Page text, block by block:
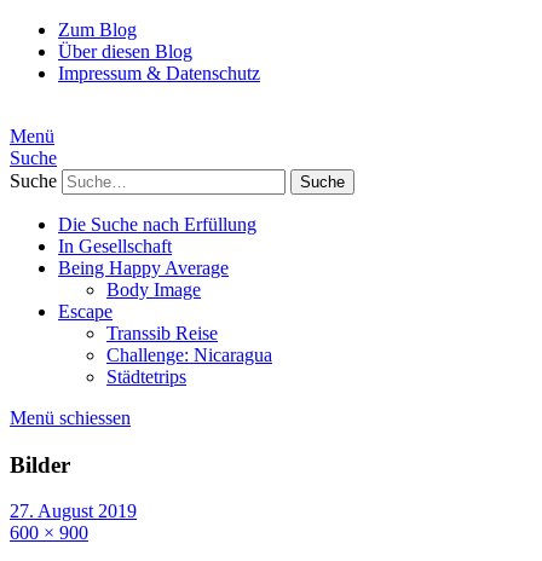
Zum Blog
Über diesen Blog
Impressum & Datenschutz
Menü
Suche
Suche
Die Suche nach Erfüllung
In Gesellschaft
Being Happy Average
Body Image
Escape
Transsib Reise
Challenge: Nicaragua
Städtetrips
Menü schiessen
Bilder
27. August 2019
600 × 900